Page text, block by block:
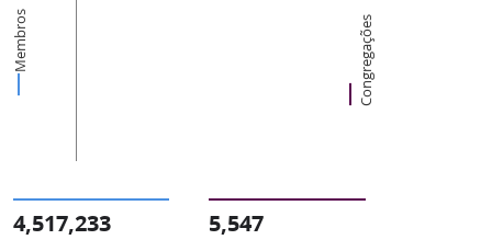
Membros Congregações
4,517,233 5,547